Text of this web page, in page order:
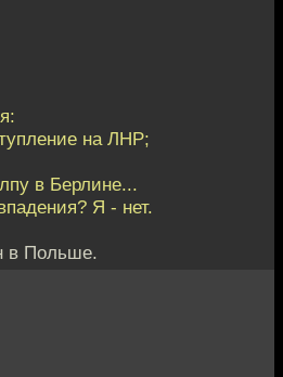
на ЛНР;
в Берлине...
Я - нет.
в Польше.